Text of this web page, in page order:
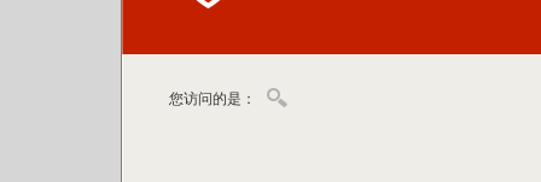
您访问的是：